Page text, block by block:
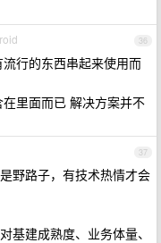
36
行的东西串起来使用而
里面而已 解决方案并不
37
野路子，有技术热情才会
基建成熟度、业务体量、